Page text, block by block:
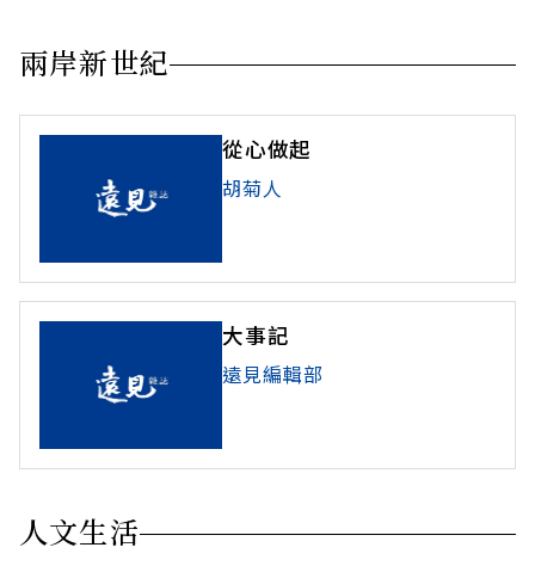
兩岸新世紀
從心做起
胡菊人
大事記
遠見編輯部
人文生活